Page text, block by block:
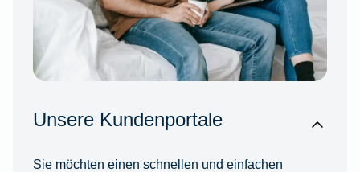
Unsere Kundenportale
Sie möchten einen schnellen und einfachen